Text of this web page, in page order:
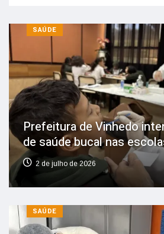
SAÚDE
Prefeitura de Vinhedo
de saúde bucal nas
2 de julho de 2026
SAÚDE